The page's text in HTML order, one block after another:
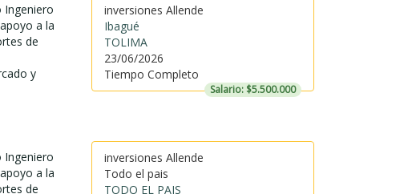
Ingeniero
a la
de
y
inversiones Allende
Ibagué
TOLIMA
23/06/2026
Tiempo Completo
Salario: $5.500.000
Ingeniero
a la
de
inversiones Allende
Todo el pais
TODO EL PAIS